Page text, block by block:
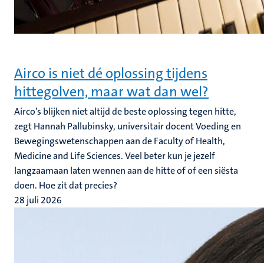
Airco is niet dé oplossing tijdens
hittegolven, maar wat dan wel?
Airco’s blijken niet altijd de beste oplossing tegen hitte,
zegt Hannah Pallubinsky, universitair docent Voeding en
Bewegingswetenschappen aan de Faculty of Health,
Medicine and Life Sciences. Veel beter kun je jezelf
langzaamaan laten wennen aan de hitte of of een siësta
doen. Hoe zit dat precies?
28 juli 2026